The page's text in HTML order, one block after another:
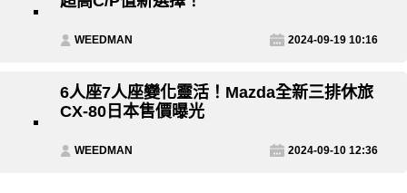
WEEDMAN 2024-09-19 10:16
6人座7人座變化靈活！Mazda全新三排休旅
CX-80日本售價曝光
WEEDMAN 2024-09-10 12:36